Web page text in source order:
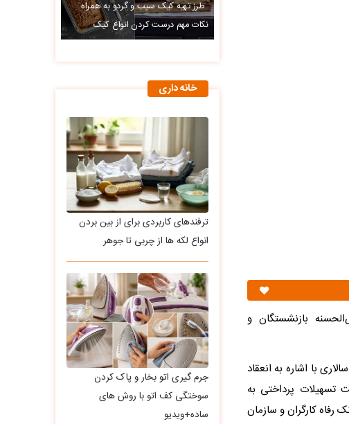
بازنشستگان و
با اشاره به انعقاد
تسهیلات پرداختی به
اعتبار از سوی بانک رفاه کارگران و سازمان
طرز تهیه کیک سیب و گردو به همراه
نکات مهم درست کردن انواع کیک
خانه داری
ترفندهای کاربردی برای از بین بردن
انواع لکه ها از چربی تا جوهر
جرم گیری اتو بخار و پاک کردن
سوختگی کف اتو با روش های
ساده+ویدیو